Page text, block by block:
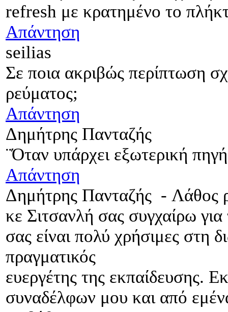
refresh με κρατημένο το
Απάντηση
seilias
Σε ποια ακριβώς περίπτωση
ρεύματος;
Απάντηση
Δημήτρης Πανταζής
¨Όταν υπάρχει εξωτερική
Απάντηση
Δημήτρης Πανταζής - Λάθος
κε Σιτσανλή σας συγχαίρω
σας είναι πολύ χρήσιμες στη
πραγματικός
ευεργέτης της εκπαίδευσης.
συναδέλφων μου και από